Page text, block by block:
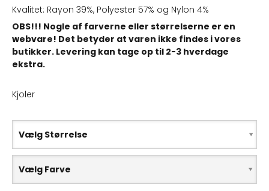
Kvalitet: Rayon 39%, Polyester 57% og Nylon 4%
OBS!!! Nogle af farverne eller størrelserne er en
webvare! Det betyder at varen ikke findes i vores
butikker. Levering kan tage op til 2-3 hverdage
ekstra.
Kjoler
Vælg Størrelse
Vælg Farve